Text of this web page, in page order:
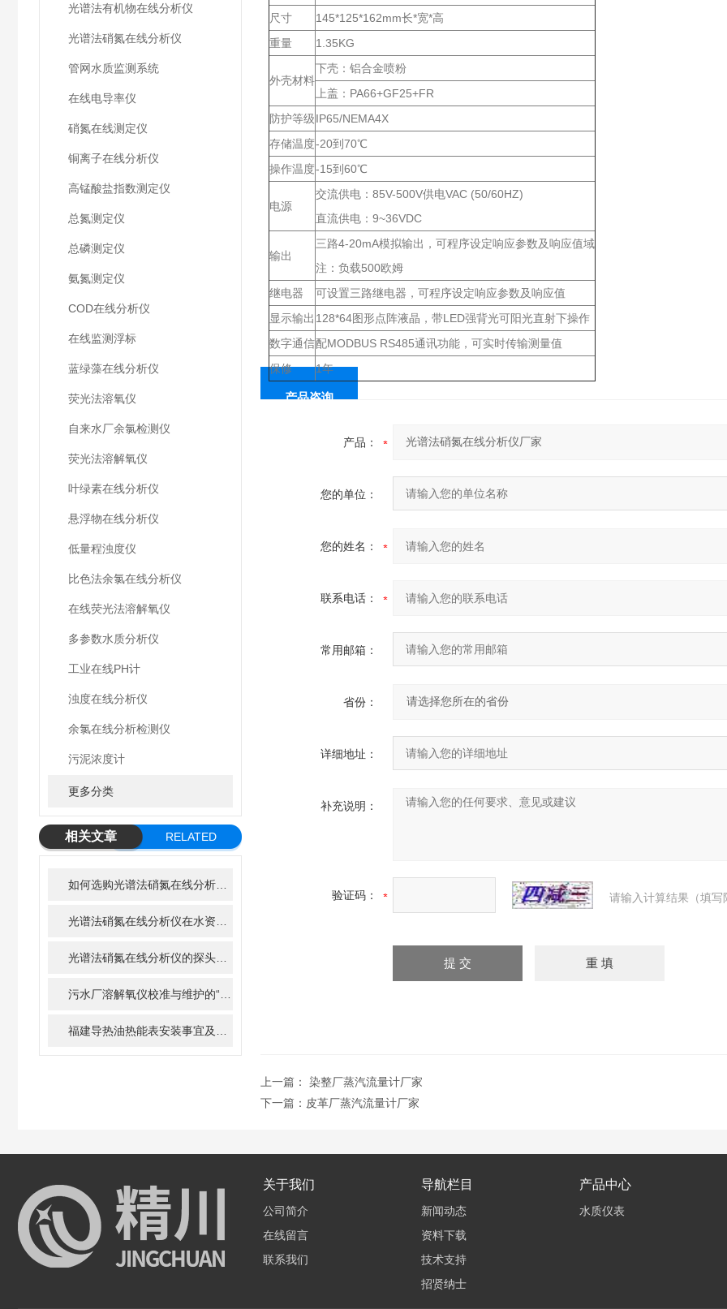
光谱法有机物在线分析仪
光谱法硝氮在线分析仪
管网水质监测系统
在线电导率仪
硝氮在线测定仪
铜离子在线分析仪
高锰酸盐指数测定仪
总氮测定仪
总磷测定仪
氨氮测定仪
COD在线分析仪
在线监测浮标
蓝绿藻在线分析仪
荧光法溶氧仪
自来水厂余氯检测仪
荧光法溶解氧仪
叶绿素在线分析仪
悬浮物在线分析仪
低量程浊度仪
比色法余氯在线分析仪
在线荧光法溶解氧仪
多参数水质分析仪
工业在线PH计
浊度在线分析仪
余氯在线分析检测仪
污泥浓度计
更多分类
相关文章
RELATED
尺寸
145*125*162mm长*宽*高
重量
1.35KG
外壳材料
下壳：铝合金喷粉
上盖：PA66+GF25+FR
防护等级IP65/NEMA4X
存储温度-20到70℃
操作温度-15到60℃
电源
交流供电：85V-500V供电VAC (50/60HZ)
直流供电：9~36VDC
输出
三路4-20mA模拟输出，可程序设定响应参数及响应值域
注：负载500欧姆
继电器
可设置三路继电器，可程序设定响应参数及响应值
显示输出 128*64图形点阵液晶，带LED强背光可阳光直射下操作
数字通信配MODBUS RS485通讯功能，可实时传输测量值
保修
1年
产品咨询
产品：
您的单位：
您的姓名：
联系电话：
常用邮箱：
省份：
详细地址：
补充说明：
验证码： 请输入计算结果（填
上一篇： 染整厂蒸汽流量计厂家
下一篇： 皮革厂蒸汽流量计厂家
关于我们
公司简介
在线留言
联系我们
导航栏目
新闻动态
资料下载
技术支持
招贤纳士
产品中心
水质仪表